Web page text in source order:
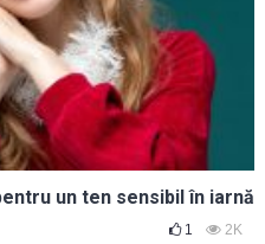
un ten sensibil în iarnă
1 2K